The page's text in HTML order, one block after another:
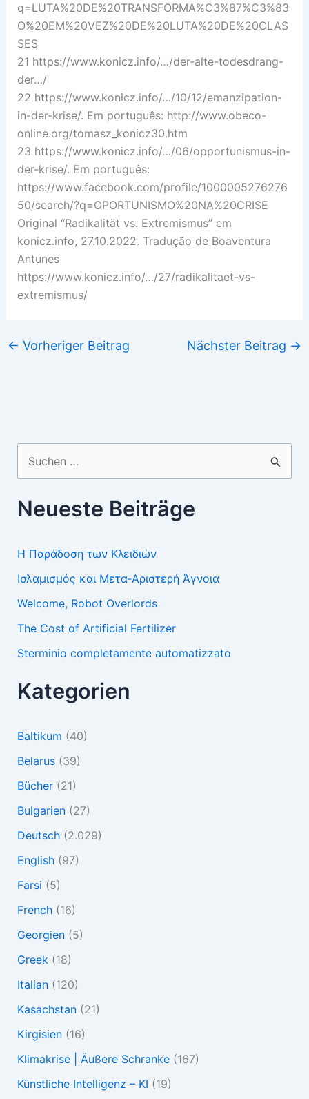
q=LUTA%20DE%20TRANSFORMA%C3%87%C3%83
O%20EM%20VEZ%20DE%20LUTA%20DE%20CLAS
SES
21 https://www.konicz.info/…/der-alte-todesdrang-
der…/
22 https://www.konicz.info/…/10/12/emanzipation-
in-der-krise/. Em português: http://www.obeco-
online.org/tomasz_konicz30.htm
23 https://www.konicz.info/…/06/opportunismus-in-
der-krise/. Em português:
https://www.facebook.com/profile/1000005276276
50/search/?q=OPORTUNISMO%20NA%20CRISE
Original “Radikalität vs. Extremismus” em
konicz.info, 27.10.2022. Tradução de Boaventura
Antunes
https://www.konicz.info/…/27/radikalitaet-vs-
extremismus/
← Vorheriger Beitrag Nächster Beitrag →
Suchen
nach:
Neueste Beiträge
Η Παράδοση των Κλειδιών
Ισλαμισμός και Μετα-Αριστερή Άγνοια
Welcome, Robot Overlords
The Cost of Artificial Fertilizer
Sterminio completamente automatizzato
Kategorien
Baltikum (40)
Belarus(39)
Bücher(21)
Bulgarien(27)
Deutsch(2.029)
English(97)
Farsi (5)
French(16)
Georgien(5)
Greek (18)
Italian(120)
Kasachstan(21)
Kirgisien(16)
Klimakrise | Äußere Schranke(167)
Künstliche Intelligenz – KI (19)